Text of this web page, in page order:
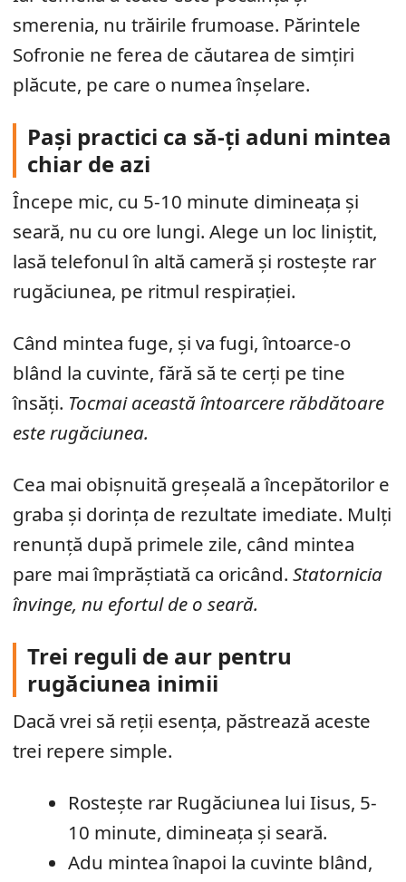
smerenia, nu trăirile frumoase. Părintele
Sofronie ne ferea de căutarea de simțiri
plăcute, pe care o numea înșelare.
Pași practici ca să-ți aduni mintea
chiar de azi
Începe mic, cu 5-10 minute dimineața și
seară, nu cu ore lungi. Alege un loc liniștit,
lasă telefonul în altă cameră și rostește rar
rugăciunea, pe ritmul respirației.
Când mintea fuge, și va fugi, întoarce-o
blând la cuvinte, fără să te cerți pe tine
însăți. Tocmai această întoarcere răbdătoare
este rugăciunea.
Cea mai obișnuită greșeală a începătorilor e
graba și dorința de rezultate imediate. Mulți
renunță după primele zile, când mintea
pare mai împrăștiată ca oricând. Statornicia
învinge, nu efortul de o seară.
Trei reguli de aur pentru
rugăciunea inimii
Dacă vrei să reții esența, păstrează aceste
trei repere simple.
Rostește rar Rugăciunea lui Iisus, 5-
10 minute, dimineața și seară.
Adu mintea înapoi la cuvinte blând,